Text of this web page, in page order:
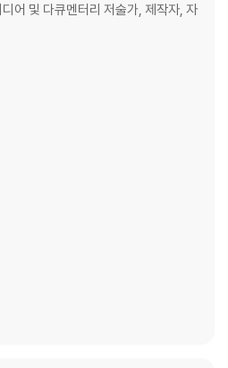
어 및 다큐멘터리 저술가, 제작자, 자